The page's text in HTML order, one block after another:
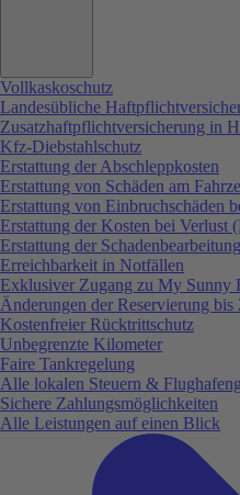
Vollkaskoschutz
Landesübliche
Zusatzhaftpflichtversicherung in
Kfz-Diebstahlschutz
Erstattung der Abschleppkosten
Erstattung von Schäden am
Erstattung von Einbruchschäden
Erstattung der Kosten bei Verlust
Erstattung der
Erreichbarkeit in Notfällen
Exklusiver Zugang zu My Sunny
Änderungen der Reservierung
Kostenfreier Rücktrittschutz
Unbegrenzte Kilometer
Faire Tankregelung
Alle lokalen Steuern &
Sichere Zahlungsmöglichkeiten
Alle Leistungen auf einen Blick